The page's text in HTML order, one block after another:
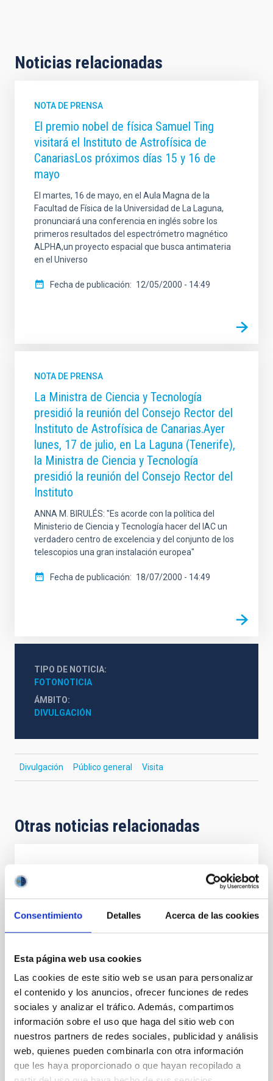
Consentimiento Detalles Acerca de las cookies
Esta página web usa cookies
Las cookies de este sitio web se usan para personalizar
el contenido y los anuncios, ofrecer funciones de redes
sociales y analizar el tráfico. Además, compartimos
información sobre el uso que haga del sitio web con
nuestros partners de redes sociales, publicidad y análisis
web, quienes pueden combinarla con otra información
que les haya proporcionado o que hayan recopilado a
Noticias relacionadas
NOTA DE PRENSA
El premio nobel de física Samuel Ting
visitará el Instituto de Astrofísica de
CanariasLos próximos días 15 y 16 de
mayo
El martes, 16 de mayo, en el Aula Magna de la
Facultad de Física de la Universidad de La Laguna,
pronunciará una conferencia en inglés sobre los
primeros resultados del espectrómetro magnético
ALPHA,un proyecto espacial que busca antimateria
en el Universo
Fecha de publicación 12/05/2000 - 14:49
NOTA DE PRENSA
La Ministra de Ciencia y Tecnología
presidió la reunión del Consejo Rector del
Instituto de Astrofísica de Canarias.Ayer
lunes, 17 de julio, en La Laguna (Tenerife),
la Ministra de Ciencia y Tecnología
presidió la reunión del Consejo Rector del
Instituto
ANNA M. BIRULÉS: "Es acorde con la política del
Ministerio de Ciencia y Tecnología hacer del IAC un
verdadero centro de excelencia y del conjunto de los
telescopios una gran instalación europea"
Fecha de publicación 18/07/2000 - 14:49
TIPO DE NOTICIA
FOTONOTICIA
ÁMBITO
DIVULGACIÓN
Divulgación Público general Visita
Otras noticias relacionadas
Eva Villaver participa en la presentación
la ciencia, la historia y las artes’
regulares del Sol y la Luna desde las civilizaciones
Ocasionalmente, el Sol se oscurecía o la Luna se
teñía de rojo y esto dio lugar a múltiples
interpretaciones más o menos disparatadas. A
menudo estos eventos se consideraron como signos
de malos augurios, aunque también inspiraron mitos
de carácter más lúdico e incluso amoroso. Con
ocasión de los tres eclipses solares que serán visibles
desde España en 2026, 2027 (totales) y 2028 (anular)